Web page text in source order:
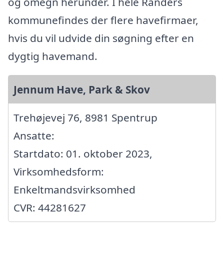
kommunefindes der flere havefirmaer,
hvis du vil udvide din søgning efter en
dygtig havemand.
Jennum Have, Park & Skov
Trehøjevej 76, 8981 Spentrup
Ansatte:
Startdato: 01. oktober 2023,
Virksomhedsform:
Enkeltmandsvirksomhed
CVR: 44281627